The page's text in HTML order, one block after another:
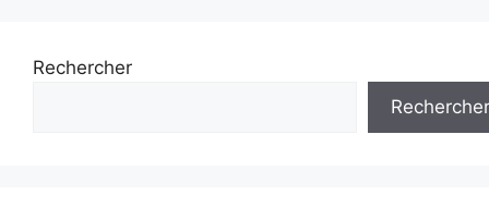
Rechercher
Rechercher